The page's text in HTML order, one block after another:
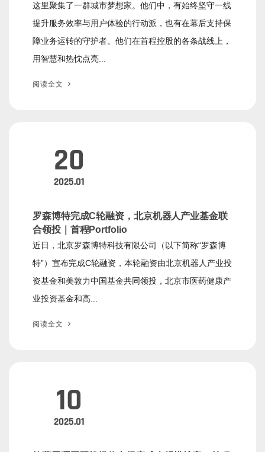
这里聚集了一群城市梦想家。他们中，有始终坚守一线
提升服务效率与用户体验的行动派，也有在幕后支持保
障业务运转的守护者。他们在首程控股的各条战线上，
用智慧和热忱点亮...
阅读全文
20
2025.01
罗森博特完成C轮融资，北京机器人产业基金联
合领投｜首程Portfolio
近日，北京罗森博特科技有限公司（以下简称“罗森博
特”）宣布完成C轮融资，本轮融资由北京机器人产业投
资基金和美敦力中国基金共同领投，北京市医药健康产
业投资基金和高...
阅读全文
10
2025.01